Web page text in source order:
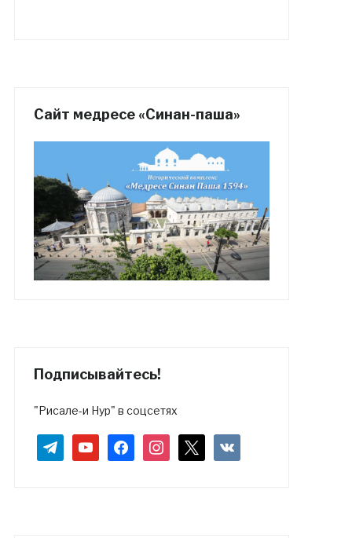
Сайт медресе «Синан-паша»
Подписывайтесь!
"Рисале-и Нур" в соцсетях
telegramyoutubefacebookinstagram vkontakte